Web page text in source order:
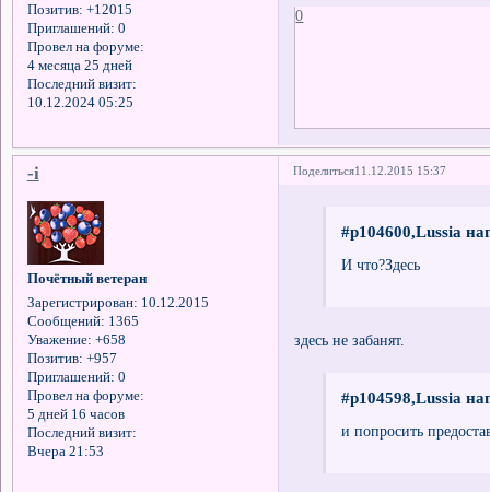
Позитив: +12015
Приглашений: 0
Провел на форуме:
4 месяца 25 дней
Последний визит:
10.12.2024 05:25
0
Поделиться11.12.2015 15:37
-i
Почётный ветеран
Зарегистрирован: 10.12.2015
Сообщений: 1365
Уважение: +658
Позитив: +957
Приглашений: 0
Провел на форуме:
5 дней 16 часов
Последний визит:
Вчера 21:53
#p104600,Lussia
И что?Здесь
здесь не забанят.
#p104598,Lussia
и попросить